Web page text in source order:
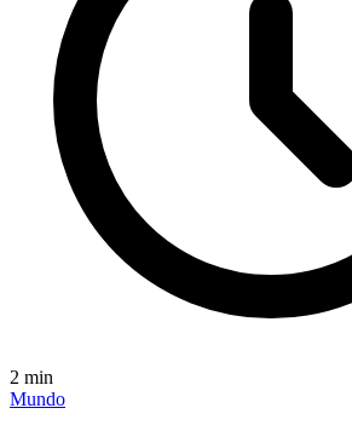
2 min
Mundo